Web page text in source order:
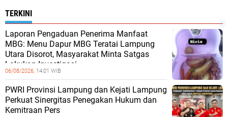
TERKINI
Laporan Pengaduan Penerima Manfaat
MBG: Menu Dapur MBG Teratai Lampung
Utara Disorot, Masyarakat Minta Satgas
Lakukan Investigasi
06/08/2026, 14:01 WIB
PWRI Provinsi Lampung dan Kejati Lampung
Perkuat Sinergitas Penegakan Hukum dan
Kemitraan Pers